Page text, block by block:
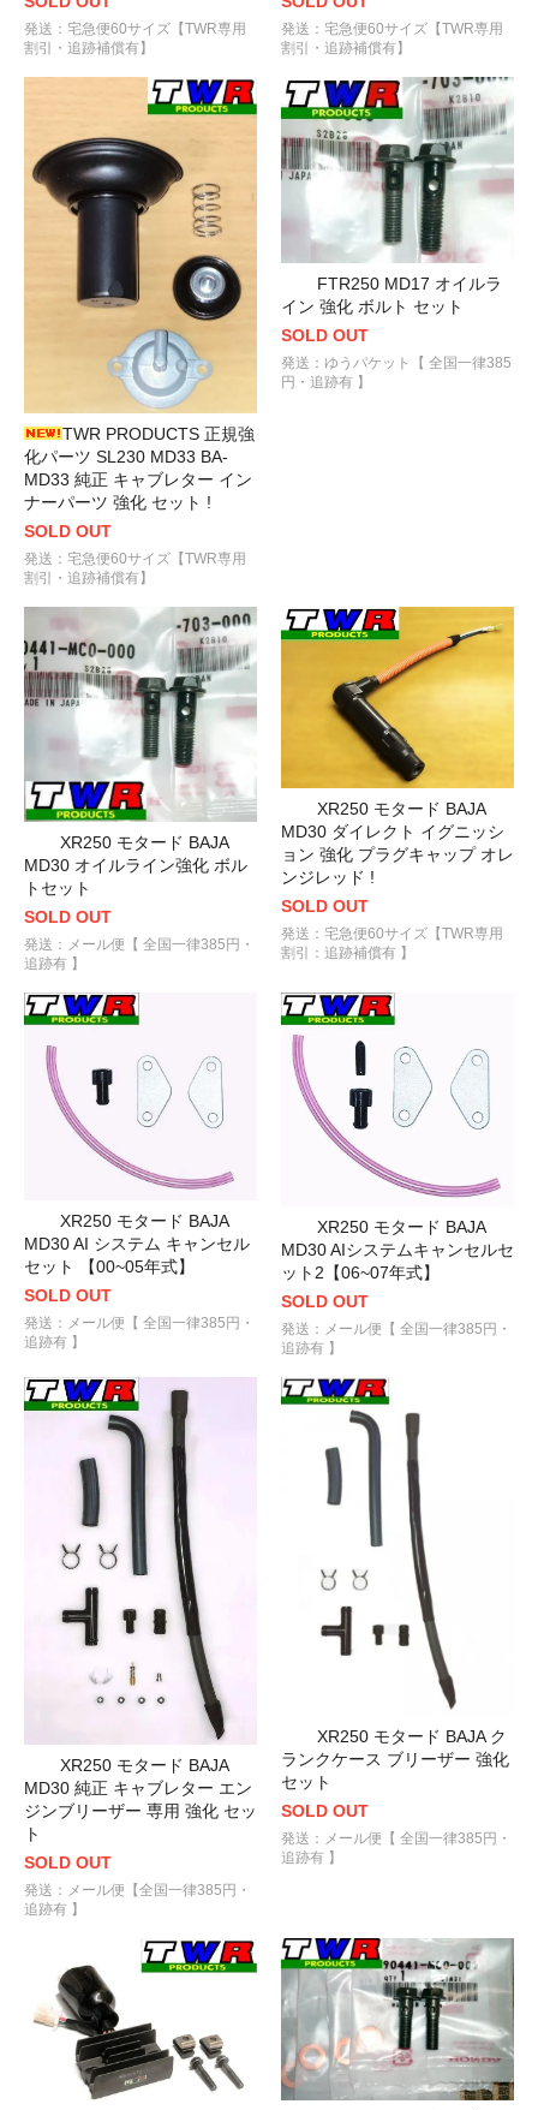
発送：宅急便60サイズ【TWR専用
割引・追跡補償有】
発送：宅急便60サイズ【TWR専用
割引・追跡補償有】
TWR PRODUCTS 正規強
化パーツ SL230 MD33 BA-
MD33 純正 キャブレター イン
ナーパーツ 強化 セット !
SOLD OUT
発送：宅急便60サイズ【TWR専用
割引・追跡補償有】
FTR250 MD17 オイルラ
イン 強化 ボルト セット
SOLD OUT
発送：ゆうパケット【 全国一律385
円・追跡有 】
XR250 モタード BAJA
MD30 オイルライン強化 ボル
トセット
SOLD OUT
発送：メール便【 全国一律385円・
追跡有 】
XR250 モタード BAJA
MD30 ダイレクト イグニッシ
ョン 強化 プラグキャップ オレ
ンジレッド !
SOLD OUT
発送：宅急便60サイズ【TWR専用
割引：追跡補償有 】
XR250 モタード BAJA
MD30 AI システム キャンセル
セット 【00~05年式】
SOLD OUT
発送：メール便【 全国一律385円・
追跡有 】
XR250 モタード BAJA
MD30 AIシステムキャンセルセ
ット2【06~07年式】
SOLD OUT
発送：メール便【 全国一律385円・
追跡有 】
XR250 モタード BAJA
MD30 純正 キャブレター エン
ジンブリーザー 専用 強化 セッ
ト
SOLD OUT
発送：メール便【全国一律385円・
追跡有 】
XR250 モタード BAJA ク
ランクケース ブリーザー 強化
セット
SOLD OUT
発送：メール便【 全国一律385円・
追跡有 】